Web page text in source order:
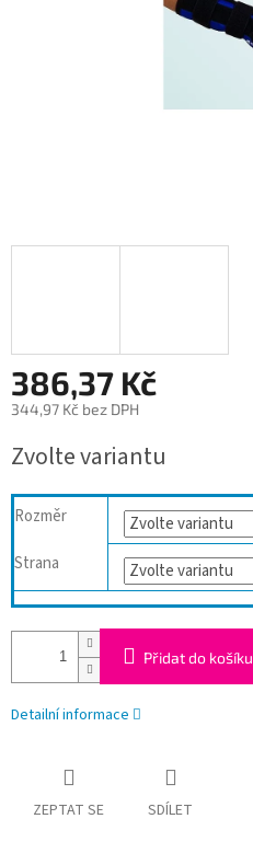
386,37 Kč
344,97 Kč bez DPH
cena:
Zvolte variantu
Rozměr
Strana
Přidat do košíku
Detailní informace
ZEPTAT SE SDÍLET